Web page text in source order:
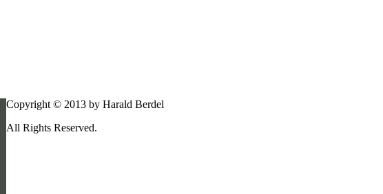
Copyright © 2013 by Harald Berdel
All Rights Reserved.